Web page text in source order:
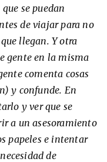
se puedan
de viajar para no
llegan. Y otra
gente en la misma
comenta cosas
y confunde. En
y ver que se
a un asesoramiento
papeles e intentar
de